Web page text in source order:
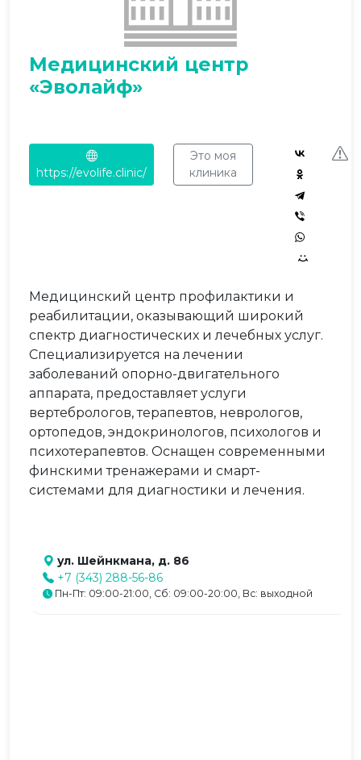
Медицинский центр
«Эволайф»
https://evolife.clinic/
Это моя
клиника
Медицинский центр профилактики и
реабилитации, оказывающий широкий
спектр диагностических и лечебных услуг.
Специализируется на лечении
заболеваний опорно-двигательного
аппарата, предоставляет услуги
вертебрологов, терапевтов, неврологов,
ортопедов, эндокринологов, психологов и
психотерапевтов. Оснащен современными
финскими тренажерами и смарт-
системами для диагностики и лечения.
ул. Шейнкмана, д. 86
+7 (343) 288-56-86
Пн-Пт: 09:00-21:00, Сб: 09:00-20:00, Вс: выходной